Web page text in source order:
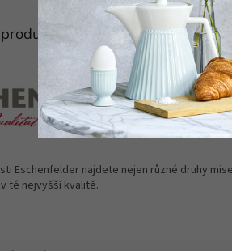
Eschenfelder najdete nejen různé druhy
té nejvyšší kvalitě.